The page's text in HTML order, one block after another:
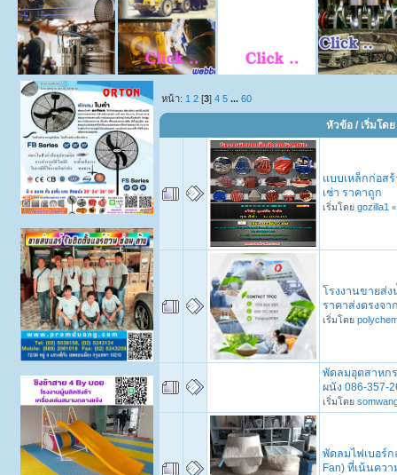
หน้า: 1 2 [3]4 5 ...60
หัวข้อ / เริ่มโดย
แบบเหล็กก่อสร้
เช่า ราคาถูก
เริ่มโดย gozilla1
โรงงานขายส่
ราคาส่งตรงจา
เริ่มโดย
พัดลมอุตสาหก
ผนัง 086-357-
เริ่มโดย
พัดลมไฟเบอร์ก
Fan) ที่เน้นคว